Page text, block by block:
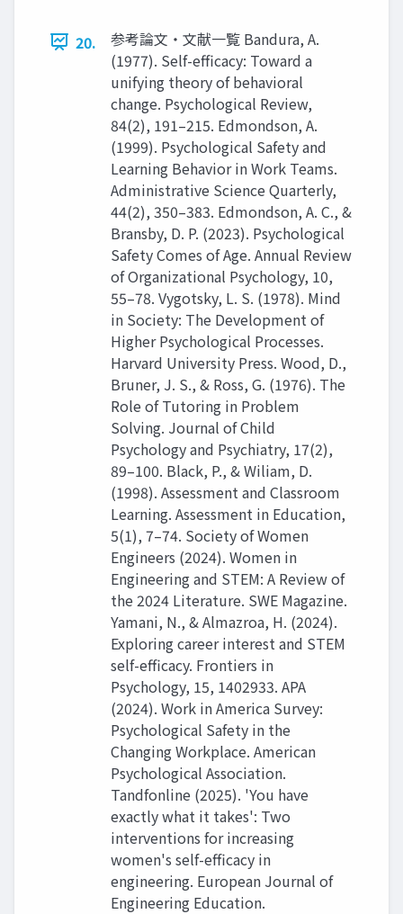
20.
参考論文・文献一覧 Bandura, A.
(1977). Self-efficacy: Toward a
unifying theory of behavioral
change. Psychological Review,
84(2), 191–215. Edmondson, A.
(1999). Psychological Safety and
Learning Behavior in Work Teams.
Administrative Science Quarterly,
44(2), 350–383. Edmondson, A. C., &
Bransby, D. P. (2023). Psychological
Safety Comes of Age. Annual Review
of Organizational Psychology, 10,
55–78. Vygotsky, L. S. (1978). Mind
in Society: The Development of
Higher Psychological Processes.
Harvard University Press. Wood, D.,
Bruner, J. S., & Ross, G. (1976). The
Role of Tutoring in Problem
Solving. Journal of Child
Psychology and Psychiatry, 17(2),
89–100. Black, P., & Wiliam, D.
(1998). Assessment and Classroom
Learning. Assessment in Education,
5(1), 7–74. Society of Women
Engineers (2024). Women in
Engineering and STEM: A Review of
the 2024 Literature. SWE Magazine.
Yamani, N., & Almazroa, H. (2024).
Exploring career interest and STEM
self-efficacy. Frontiers in
Psychology, 15, 1402933. APA
(2024). Work in America Survey:
Psychological Safety in the
Changing Workplace. American
Psychological Association.
Tandfonline (2025). 'You have
exactly what it takes': Two
interventions for increasing
women's self-efficacy in
engineering. European Journal of
Engineering Education.